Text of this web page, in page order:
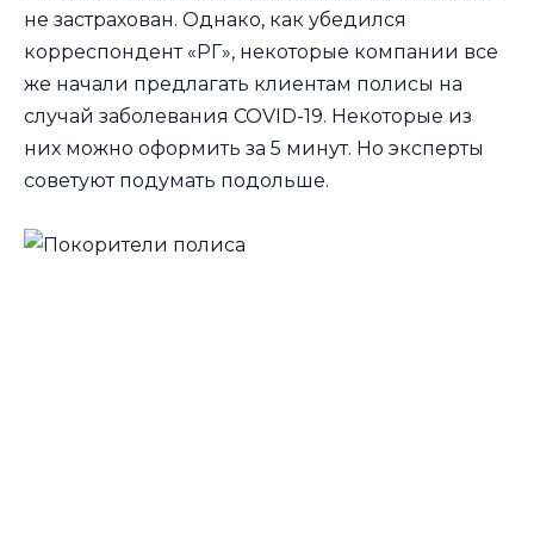
не застрахован. Однако, как убедился
корреспондент «РГ», некоторые компании все
же начали предлагать клиентам полисы на
случай заболевания COVID-19. Некоторые из
них можно оформить за 5 минут. Но эксперты
советуют подумать подольше.